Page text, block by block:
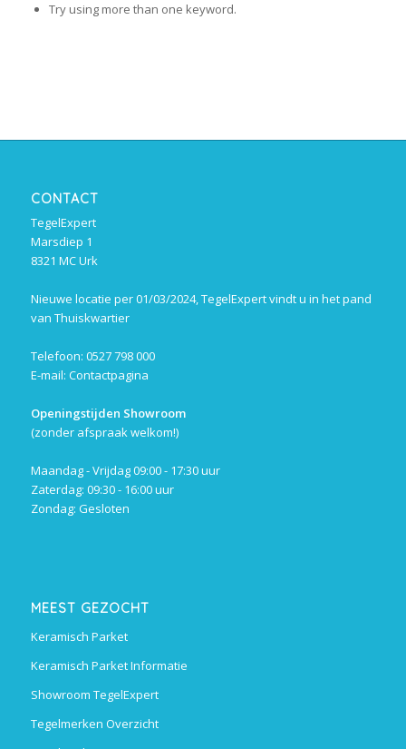
Try using more than one keyword.
CONTACT
TegelExpert
Marsdiep 1
8321 MC Urk
Nieuwe locatie per 01/03/2024, TegelExpert vindt u in het pand
van Thuiskwartier
Telefoon: 0527 798 000
E-mail: Contactpagina
Openingstijden Showroom
(zonder afspraak welkom!)
Maandag - Vrijdag 09:00 - 17:30 uur
Zaterdag: 09:30 - 16:00 uur
Zondag: Gesloten
MEEST GEZOCHT
Keramisch Parket
Keramisch Parket Informatie
Showroom TegelExpert
Tegelmerken Overzicht